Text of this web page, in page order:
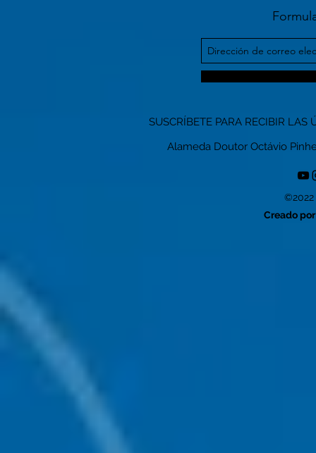
SUSCRÍBETE PARA RECIBIR LAS
Alameda Doutor Octávio
©2022
Creado